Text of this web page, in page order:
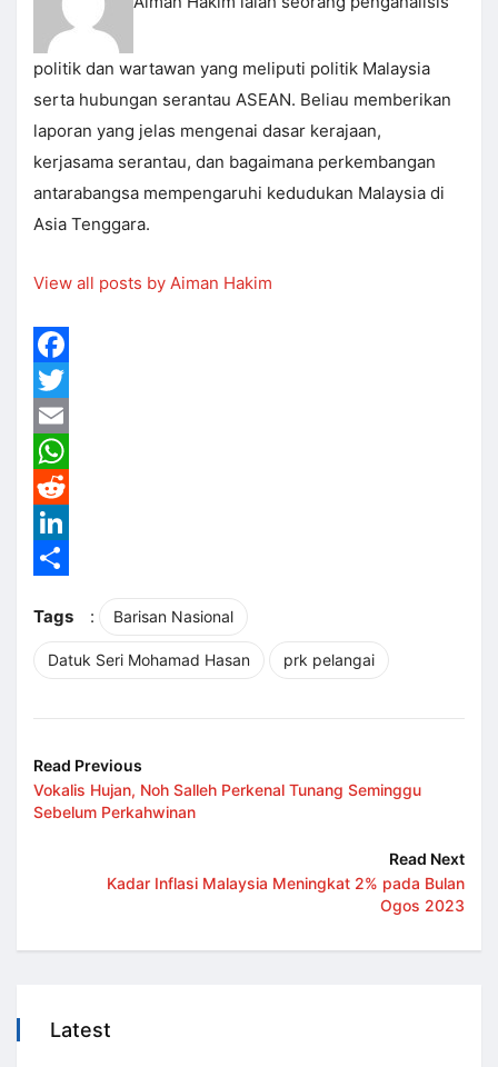
politik dan wartawan yang meliputi politik Malaysia
serta hubungan serantau ASEAN. Beliau memberikan
laporan yang jelas mengenai dasar kerajaan,
kerjasama serantau, dan bagaimana perkembangan
antarabangsa mempengaruhi kedudukan Malaysia di
Asia Tenggara.
View all posts by Aiman Hakim
Facebook
Twitter
Email
WhatsApp
Reddit
LinkedIn
Tags
: Barisan Nasional
Datuk Seri Mohamad Hasan prk pelangai
Read Previous
Vokalis Hujan, Noh Salleh Perkenal Tunang Seminggu
Sebelum Perkahwinan
Read Next
Kadar Inflasi Malaysia Meningkat 2% pada Bulan
Ogos 2023
Latest